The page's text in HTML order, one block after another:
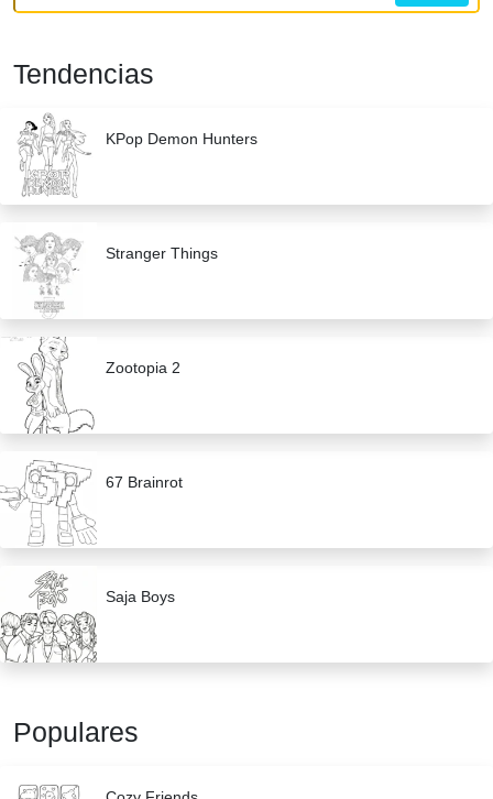
Tendencias
KPop Demon Hunters
Stranger Things
Zootopia 2
67 Brainrot
Saja Boys
Populares